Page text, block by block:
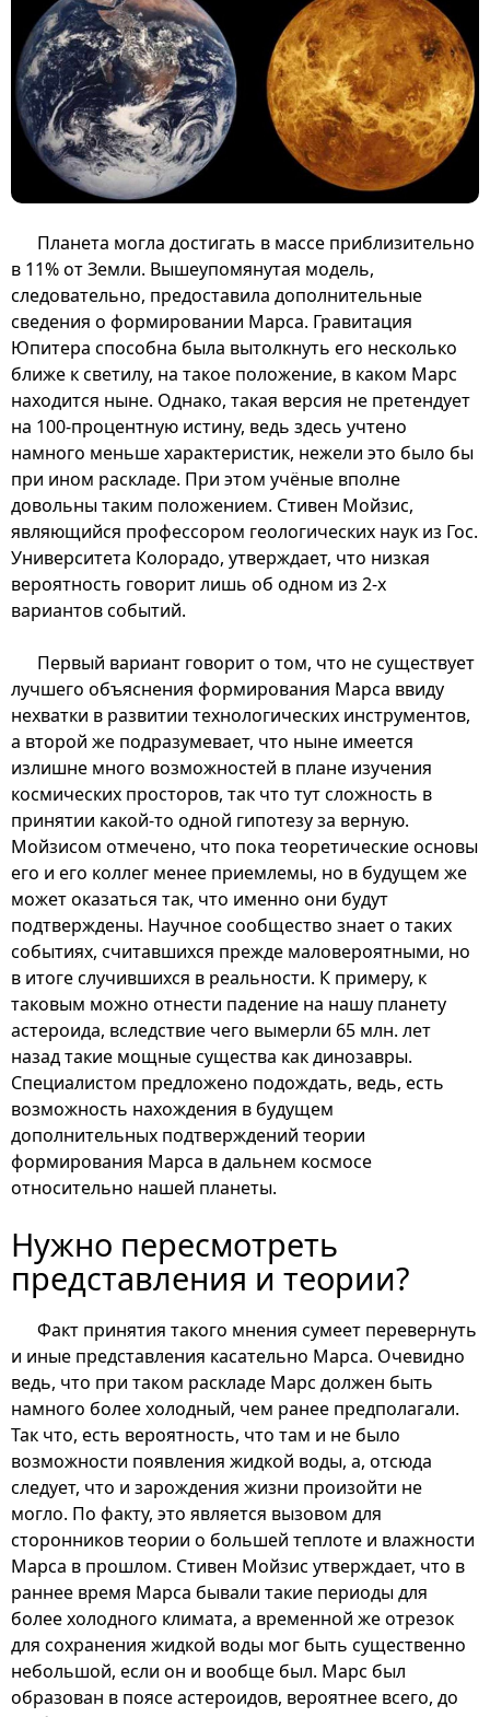
Планета могла достигать в массе приблизительно
в 11% от Земли. Вышеупомянутая модель,
следовательно, предоставила дополнительные
сведения о формировании Марса. Гравитация
Юпитера способна была вытолкнуть его несколько
ближе к светилу, на такое положение, в каком Марс
находится ныне. Однако, такая версия не претендует
на 100-процентную истину, ведь здесь учтено
намного меньше характеристик, нежели это было бы
при ином раскладе. При этом учёные вполне
довольны таким положением. Стивен Мойзис,
являющийся профессором геологических наук из Гос.
Университета Колорадо, утверждает, что низкая
вероятность говорит лишь об одном из 2-х
вариантов событий.
Первый вариант говорит о том, что не существует
лучшего объяснения формирования Марса ввиду
нехватки в развитии технологических инструментов,
а второй же подразумевает, что ныне имеется
излишне много возможностей в плане изучения
космических просторов, так что тут сложность в
принятии какой-то одной гипотезу за верную.
Мойзисом отмечено, что пока теоретические основы
его и его коллег менее приемлемы, но в будущем же
может оказаться так, что именно они будут
подтверждены. Научное сообщество знает о таких
событиях, считавшихся прежде маловероятными, но
в итоге случившихся в реальности. К примеру, к
таковым можно отнести падение на нашу планету
астероида, вследствие чего вымерли 65 млн. лет
назад такие мощные существа как динозавры.
Специалистом предложено подождать, ведь, есть
возможность нахождения в будущем
дополнительных подтверждений теории
формирования Марса в дальнем космосе
относительно нашей планеты.
Нужно пересмотреть
представления и теории?
Факт принятия такого мнения сумеет перевернуть
и иные представления касательно Марса. Очевидно
ведь, что при таком раскладе Марс должен быть
намного более холодный, чем ранее предполагали.
Так что, есть вероятность, что там и не было
возможности появления жидкой воды, а, отсюда
следует, что и зарождения жизни произойти не
могло. По факту, это является вызовом для
сторонников теории о большей теплоте и влажности
Марса в прошлом. Стивен Мойзис утверждает, что в
раннее время Марса бывали такие периоды для
более холодного климата, а временной же отрезок
для сохранения жидкой воды мог быть существенно
небольшой, если он и вообще был. Марс был
образован в поясе астероидов, вероятнее всего, до